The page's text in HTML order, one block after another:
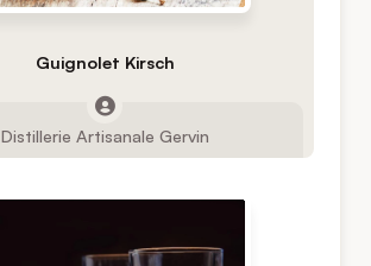
Guignolet Kirsch
Distillerie Artisanale Gervin